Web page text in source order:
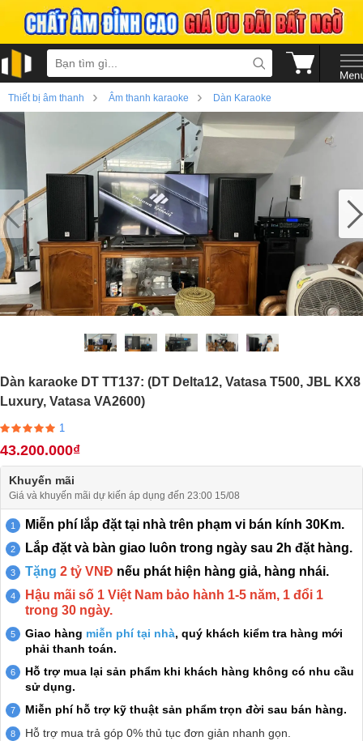
Thiết bị âm thanh › Âm thanh karaoke › Dàn Karaoke
Dàn karaoke DT TT137: (DT Delta12, Vatasa T500, JBL KX8
Luxury, Vatasa VA2600)
1
43.200.000₫
Khuyến mãi
Giá và khuyến mãi dự kiến áp dụng đến 23:00 15/08
Miễn phí lắp đặt tại nhà trên phạm vi bán kính 30Km.
Lắp đặt và bàn giao luôn trong ngày sau 2h đặt hàng.
Tặng 2 tỷ VNĐ nếu phát hiện hàng giả, hàng nhái.
Hậu mãi số 1 Việt Nam bảo hành 1-5 năm, 1 đổi 1
trong 30 ngày.
Giao hàng miễn phí tại nhà, quý khách kiểm tra hàng mới
phải thanh toán.
Hỗ trợ mua lại sản phẩm khi khách hàng không có nhu cầu
sử dụng.
Miễn phí hỗ trợ kỹ thuật sản phẩm trọn đời sau bán hàng.
Hỗ trợ mua trả góp 0% thủ tục đơn giản nhanh gọn.